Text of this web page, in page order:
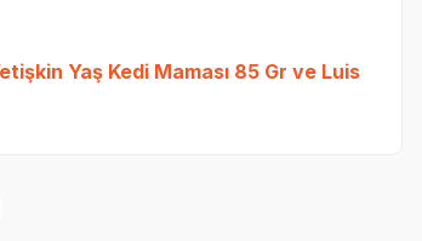
Yaş Kedi Maması 85 Gr ve Luis